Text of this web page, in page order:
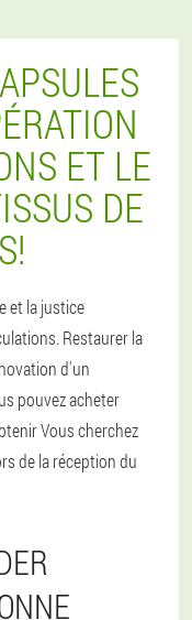
ET LE
DE
et la justice
Restaurer la
d'un
pouvez acheter
Vous cherchez
de la réception du